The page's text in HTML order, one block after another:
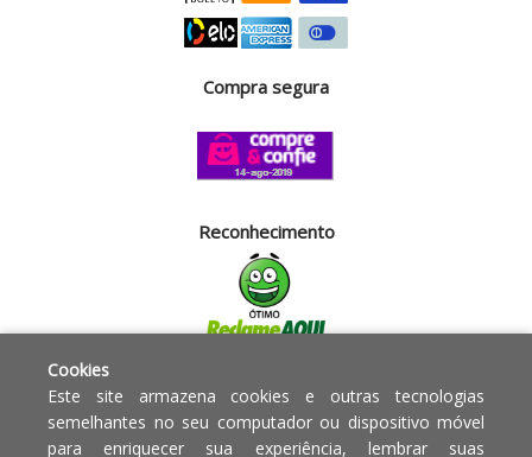
Compra segura
Reconhecimento
Powered by:
Cookies
Este site armazena cookies e outras tecnologias
semelhantes no seu computador ou dispositivo móvel
para enriquecer sua experiência, lembrar suas